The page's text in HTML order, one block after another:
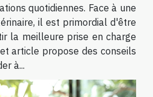
quotidiennes. Face à une
il est primordial d'être
la meilleure prise en charge
article propose des conseils
à...